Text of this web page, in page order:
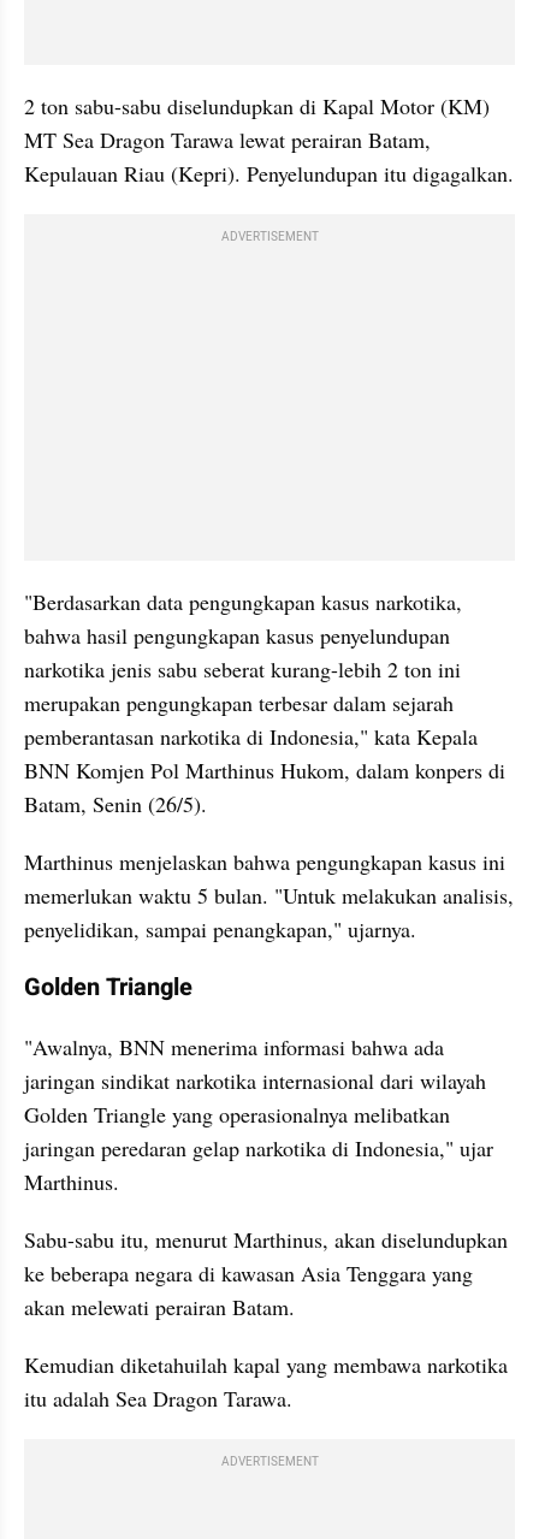
2 ton sabu-sabu diselundupkan di Kapal Motor (KM)
MT Sea Dragon Tarawa lewat perairan Batam,
Kepulauan Riau (Kepri). Penyelundupan itu digagalkan.
ADVERTISEMENT
"Berdasarkan data pengungkapan kasus narkotika,
bahwa hasil pengungkapan kasus penyelundupan
narkotika jenis sabu seberat kurang-lebih 2 ton ini
merupakan pengungkapan terbesar dalam sejarah
pemberantasan narkotika di Indonesia," kata Kepala
BNN Komjen Pol Marthinus Hukom, dalam konpers di
Batam, Senin (26/5).
Marthinus menjelaskan bahwa pengungkapan kasus ini
memerlukan waktu 5 bulan. "Untuk melakukan analisis,
penyelidikan, sampai penangkapan," ujarnya.
Golden Triangle
"Awalnya, BNN menerima informasi bahwa ada
jaringan sindikat narkotika internasional dari wilayah
Golden Triangle yang operasionalnya melibatkan
jaringan peredaran gelap narkotika di Indonesia," ujar
Marthinus.
Sabu-sabu itu, menurut Marthinus, akan diselundupkan
ke beberapa negara di kawasan Asia Tenggara yang
akan melewati perairan Batam.
Kemudian diketahuilah kapal yang membawa narkotika
itu adalah Sea Dragon Tarawa.
ADVERTISEMENT